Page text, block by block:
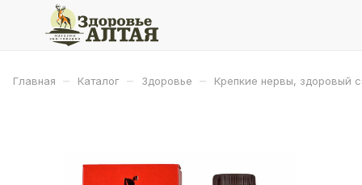
Главная – Каталог – Здоровье – Крепкие нервы, здоровый